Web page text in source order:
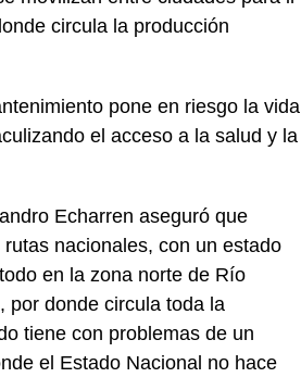
circula la producción
pone en riesgo la vida
el acceso a la salud y la
Echarren aseguró que
nacionales, con un estado
en la zona norte de Río
por donde circula toda la
tiene con problemas de un
el Estado Nacional no hace